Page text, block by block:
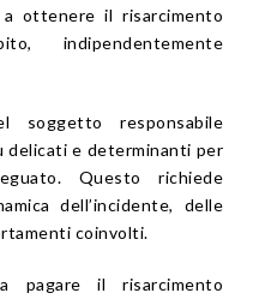
ottenere il risarcimento
indipendentemente
soggetto responsabile
delicati e determinanti per
Questo richiede
dell’incidente, delle
coinvolti.
pagare il risarcimento